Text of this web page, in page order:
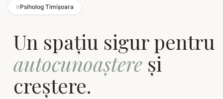
Psiholog Timișoara
Un spațiu sigur pentru
autocunoaștere și
creștere.